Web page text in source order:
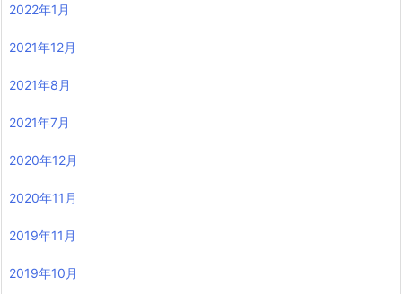
2022年1月
2021年12月
2021年8月
2021年7月
2020年12月
2020年11月
2019年11月
2019年10月